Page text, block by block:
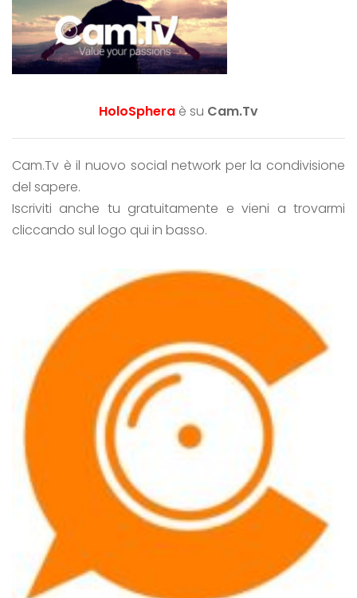
HoloSphera è su Cam.Tv
Cam.Tv è il nuovo social network per la condivisione
del sapere.
Iscriviti anche tu gratuitamente e vieni a trovarmi
cliccando sul logo qui in basso.